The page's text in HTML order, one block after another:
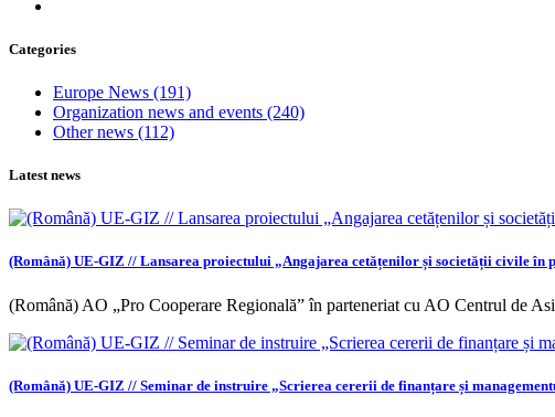
Categories
Europe News (191)
Organization news and events (240)
Other news (112)
Latest news
(Română) UE-GIZ // Lansarea proiectului „Angajarea cetățenilor și societății civile în
(Română) AO „Pro Cooperare Regională” în parteneriat cu AO Centrul de
(Română) UE-GIZ // Seminar de instruire „Scrierea cererii de finanțare și